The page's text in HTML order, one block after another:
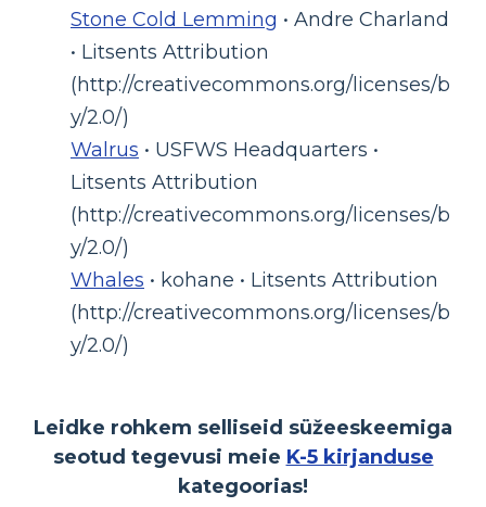
Stone Cold Lemming • Andre Charland
• Litsents Attribution
(http://creativecommons.org/licenses/b
y/2.0/)
Walrus • USFWS Headquarters •
Litsents Attribution
(http://creativecommons.org/licenses/b
y/2.0/)
Whales • kohane • Litsents Attribution
(http://creativecommons.org/licenses/b
y/2.0/)
Leidke rohkem selliseid süžeeskeemiga
seotud tegevusi meie K-5 kirjanduse
kategoorias!